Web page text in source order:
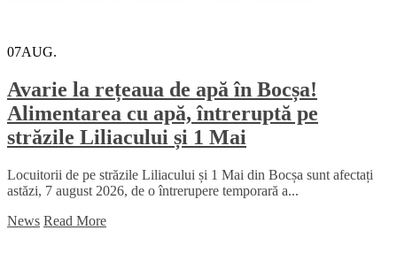
07AUG.
Avarie la rețeaua de apă în Bocșa!
Alimentarea cu apă, întreruptă pe
străzile Liliacului și 1 Mai
Locuitorii de pe străzile Liliacului și 1 Mai din Bocșa sunt afectați
astăzi, 7 august 2026, de o întrerupere temporară a...
News Read More